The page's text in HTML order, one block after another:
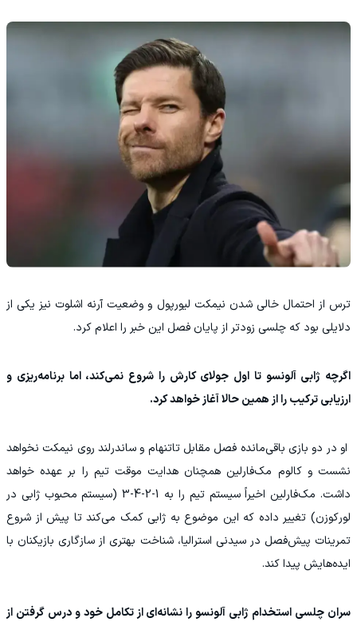
ترس از احتمال خالی شدن نیمکت لیورپول و وضعیت آرنه اشلوت نیز یکی از
دلایلی بود که چلسی زودتر از پایان فصل این خبر را اعلام کرد.
اگرچه ژابی آلونسو تا اول جولای کارش را شروع نمی‌کند، اما برنامه‌ریزی و
ارزیابی ترکیب را از همین حالا آغاز خواهد کرد.
او در دو بازی باقی‌مانده فصل مقابل تاتنهام و ساندرلند روی نیمکت نخواهد
نشست و کالوم مک‌فارلین همچنان هدایت موقت تیم را بر عهده خواهد
داشت. مک‌فارلین اخیراً سیستم تیم را به 1-2-4-3 (سیستم محبوب ژابی در
لورکوزن) تغییر داده که این موضوع به ژابی کمک می‌کند تا پیش از شروع
تمرینات پیش‌فصل در سیدنی استرالیا، شناخت بهتری از سازگاری بازیکنان با
ایده‌هایش پیدا کند.
سران چلسی استخدام ژابی آلونسو را نشانه‌ای از تکامل خود و درس گرفتن از